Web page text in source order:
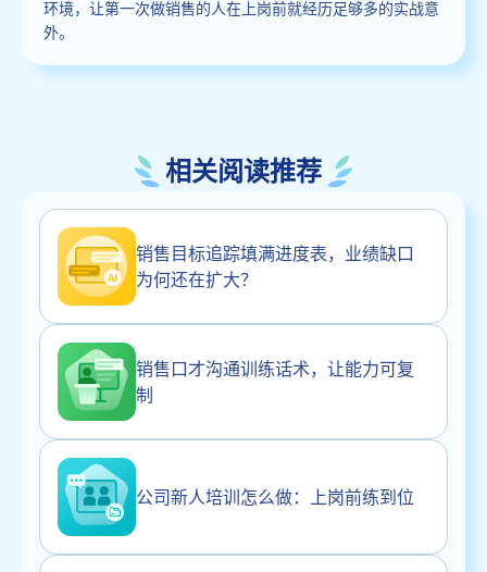
环境，让第一次做销售的人在上岗前就经历足够多的实战意
外。
相关阅读推荐
销售目标追踪填满进度表，业绩缺口
为何还在扩大？
销售口才沟通训练话术，让能力可复
制
公司新人培训怎么做：上岗前练到位